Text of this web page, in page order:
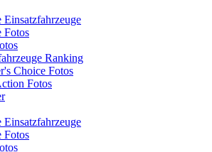
Einsatzfahrzeuge
Fotos
Ranking
Choice Fotos
Fotos
Einsatzfahrzeuge
Fotos